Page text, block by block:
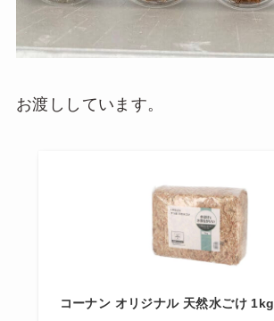
お渡ししています。
コーナン オリジナル 天然水ごけ 1kg